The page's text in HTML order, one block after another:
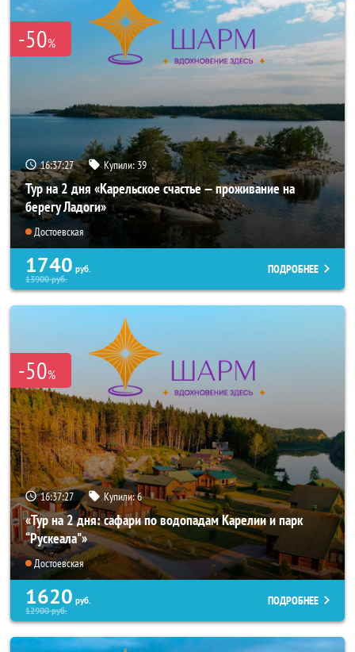
-50%
16:37:26 Купили:39
Тур на 2 дня «Карельское счастье — проживание на
берегу Ладоги»
Достоевская
1740 руб.
13900руб.
ПОДРОБНЕЕ
-50%
16:37:26 Купили:6
«Тур на 2 дня: сафари по водопадам Карелии и парк
“Рускеала"»
Достоевская
1620 руб.
12900руб.
ПОДРОБНЕЕ